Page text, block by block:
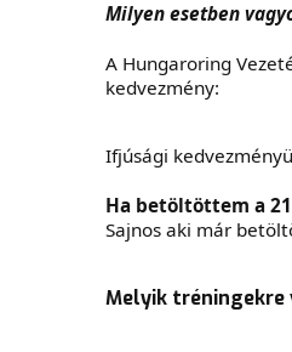
Milyen esetben
A Hungaroring
kedvezmény:
Ifjúsági
Ha betöltöttem a
Sajnos aki már
Melyik tréningekre